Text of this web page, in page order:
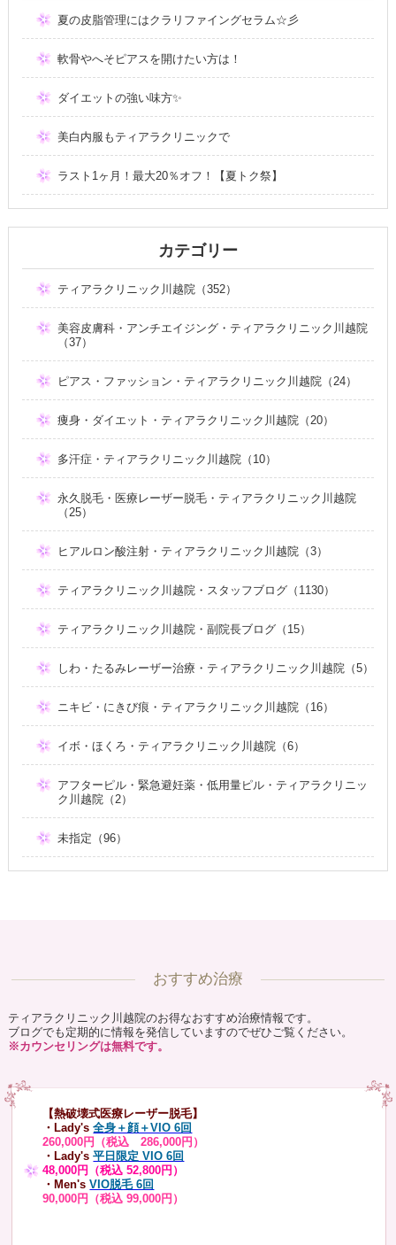
夏の皮脂管理にはクラリファイングセラム☆彡
軟骨やへそピアスを開けたい方は！
ダイエットの強い味方✨
美白内服もティアラクリニックで
ラスト1ヶ月！最大20％オフ！【夏トク祭】
カテゴリー
ティアラクリニック川越院（352）
美容皮膚科・アンチエイジング・ティアラクリニック川越院
（37）
ピアス・ファッション・ティアラクリニック川越院（24）
痩身・ダイエット・ティアラクリニック川越院（20）
多汗症・ティアラクリニック川越院（10）
永久脱毛・医療レーザー脱毛・ティアラクリニック川越院
（25）
ヒアルロン酸注射・ティアラクリニック川越院（3）
ティアラクリニック川越院・スタッフブログ（1130）
ティアラクリニック川越院・副院長ブログ（15）
しわ・たるみレーザー治療・ティアラクリニック川越院（5）
ニキビ・にきび痕・ティアラクリニック川越院（16）
イボ・ほくろ・ティアラクリニック川越院（6）
アフターピル・緊急避妊薬・低用量ピル・ティアラクリニッ
ク川越院（2）
未指定（96）
おすすめ治療
ティアラクリニック川越院のお得なおすすめ治療情報です。
ブログでも定期的に情報を発信していますのでぜひご覧ください。
※カウンセリングは無料です。
【熱破壊式医療レーザー脱毛】
・Lady's 全身＋顔＋VIO 6回
260,000円（税込 286,000円）
・Lady's平日限定 VIO 6回
48,000円（税込 52,800円）
・Men's VIO脱毛 6回
90,000円（税込 99,000円）